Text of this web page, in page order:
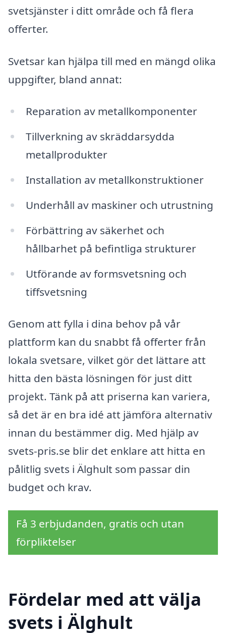
svetsjänster i ditt område och få flera
offerter.
Svetsar kan hjälpa till med en mängd olika
uppgifter, bland annat:
Reparation av metallkomponenter
Tillverkning av skräddarsydda
metallprodukter
Installation av metallkonstruktioner
Underhåll av maskiner och utrustning
Förbättring av säkerhet och
hållbarhet på befintliga strukturer
Utförande av formsvetsning och
tiffsvetsning
Genom att fylla i dina behov på vår
plattform kan du snabbt få offerter från
lokala svetsare, vilket gör det lättare att
hitta den bästa lösningen för just ditt
projekt. Tänk på att priserna kan variera,
så det är en bra idé att jämföra alternativ
innan du bestämmer dig. Med hjälp av
svets-pris.se blir det enklare att hitta en
pålitlig svets i Älghult som passar din
budget och krav.
Få 3 erbjudanden, gratis och utan
förpliktelser
Fördelar med att välja
svets i Älghult